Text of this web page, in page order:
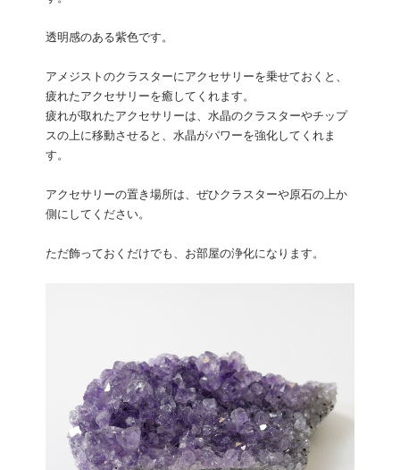
透明感のある紫色です。
アメジストのクラスターにアクセサリーを乗せておくと、
疲れたアクセサリーを癒してくれます。
疲れが取れたアクセサリーは、水晶のクラスターやチップ
スの上に移動させると、水晶がパワーを強化してくれま
す。
アクセサリーの置き場所は、ぜひクラスターや原石の上か
側にしてください。
ただ飾っておくだけでも、お部屋の浄化になります。